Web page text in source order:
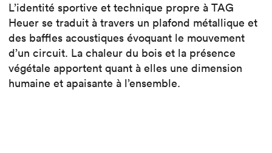
L’identité sportive et technique propre à TAG
Heuer se traduit à travers un plafond métallique et
des baffles acoustiques évoquant le mouvement
d’un circuit. La chaleur du bois et la présence
végétale apportent quant à elles une dimension
humaine et apaisante à l’ensemble.